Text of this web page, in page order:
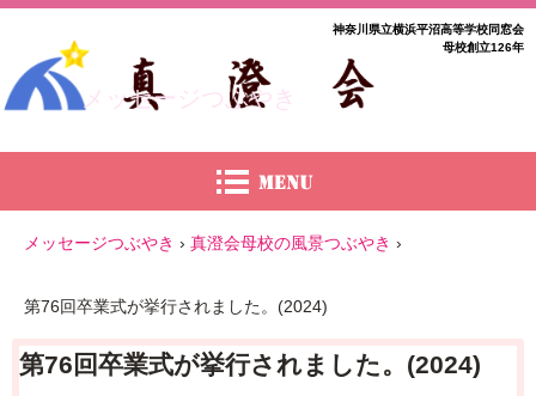
メッセージつぶやき
神奈川県立横浜平沼高等学校同窓会
母校創立126年
メッセージつぶやき › 真澄会母校の風景つぶやき ›
第76回卒業式が挙行されました。(2024)
第76回卒業式が挙行されました。(2024)